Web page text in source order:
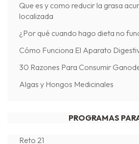
Que es y como reducir la grasa
localizada
¿Por qué cuando hago dieta no
Cómo Funciona El Aparato
30 Razones Para Consumir
Algas y Hongos Medicinales
PROGRAMAS
Reto 21